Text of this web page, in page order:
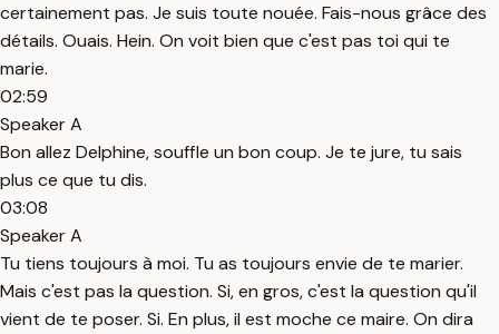
certainement pas. Je suis toute nouée. Fais-nous grâce des
détails. Ouais. Hein. On voit bien que c'est pas toi qui te
marie.
02:59
Speaker A
Bon allez Delphine, souffle un bon coup. Je te jure, tu sais
plus ce que tu dis.
03:08
Speaker A
Tu tiens toujours à moi. Tu as toujours envie de te marier.
Mais c'est pas la question. Si, en gros, c'est la question qu'il
vient de te poser. Si. En plus, il est moche ce maire. On dira